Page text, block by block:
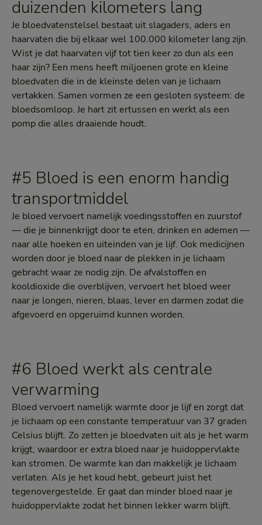
duizenden kilometers lang
Je bloedvatenstelsel bestaat uit slagaders, aders en
haarvaten die bij elkaar wel 100.000 kilometer lang zijn.
Wist je dat haarvaten vijf tot tien keer zo dun als een
haar zijn? Een mens heeft miljoenen grote en kleine
bloedvaten die in de kleinste delen van je lichaam
vertakken. Samen vormen ze een gesloten systeem: de
bloedsomloop. Je hart zit ertussen en werkt als een
pomp die alles draaiende houdt.
#5 Bloed is een enorm handig
transportmiddel
Je bloed vervoert namelijk voedingsstoffen en zuurstof
— die je binnenkrijgt door te eten, drinken en ademen —
naar alle hoeken en uiteinden van je lijf. Ook medicijnen
worden door je bloed naar de plekken in je lichaam
gebracht waar ze nodig zijn. De afvalstoffen en
kooldioxide die overblijven, vervoert het bloed weer
naar je longen, nieren, blaas, lever en darmen zodat die
afgevoerd en opgeruimd kunnen worden.
#6 Bloed werkt als centrale
verwarming
Bloed vervoert namelijk warmte door je lijf en zorgt dat
je lichaam op een constante temperatuur van 37 graden
Celsius blijft. Zo zetten je bloedvaten uit als je het warm
krijgt, waardoor er extra bloed naar je huidoppervlakte
kan stromen. De warmte kan dan makkelijk je lichaam
verlaten. Als je het koud hebt, gebeurt juist het
tegenovergestelde. Er gaat dan minder bloed naar je
huidoppervlakte zodat het binnen lekker warm blijft.